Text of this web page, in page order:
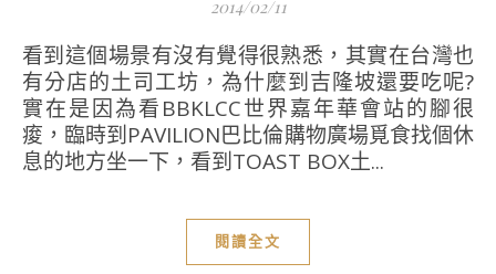
2014/02/11
看到這個場景有沒有覺得很熟悉，其實在台灣也
有分店的土司工坊，為什麼到吉隆坡還要吃呢?
實在是因為看BBKLCC世界嘉年華會站的腳很
痠，臨時到PAVILION巴比倫購物廣場覓食找個休
息的地方坐一下，看到TOAST BOX土...
閱讀全文